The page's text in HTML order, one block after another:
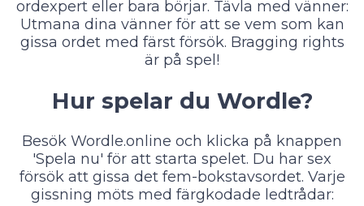
ordexpert eller bara börjar. Tävla med vänner:
Utmana dina vänner för att se vem som kan
gissa ordet med färst försök. Bragging rights
är på spel!
Hur spelar du Wordle?
Besök Wordle.online och klicka på knappen
'Spela nu' för att starta spelet. Du har sex
försök att gissa det fem-bokstavsordet. Varje
gissning möts med färgkodade ledtrådar: